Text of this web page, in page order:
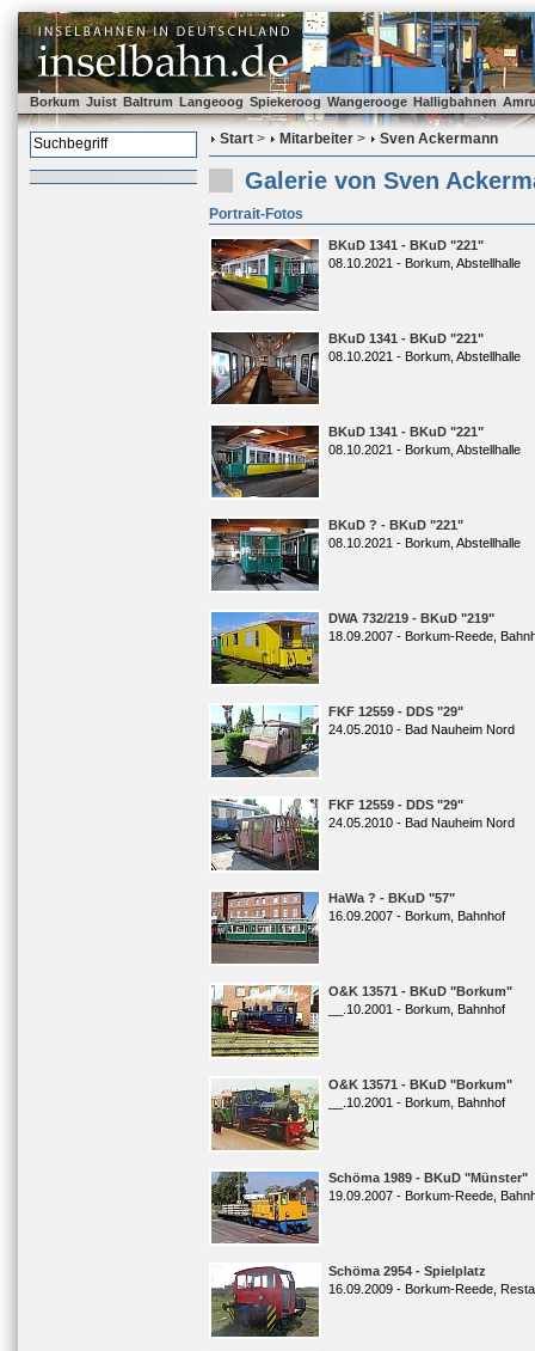
Borkum Juist Baltrum Langeoog Spiekeroog Wangerooge Halligbahnen
Start > Mitarbeiter > Sven Ackermann
Galerie von Sven
Portrait-Fotos
BKuD 1341 - BKuD "221"
08.10.2021 - Borkum, Abstellhalle
BKuD 1341 - BKuD "221"
08.10.2021 - Borkum, Abstellhalle
BKuD 1341 - BKuD "221"
08.10.2021 - Borkum, Abstellhalle
BKuD ? - BKuD "221"
08.10.2021 - Borkum, Abstellhalle
DWA 732/219 - BKuD "219"
18.09.2007 - Borkum-Reede,
FKF 12559 - DDS "29"
24.05.2010 - Bad Nauheim Nord
FKF 12559 - DDS "29"
24.05.2010 - Bad Nauheim Nord
HaWa ? - BKuD "57"
16.09.2007 - Borkum, Bahnhof
O&K 13571 - BKuD "Borkum"
__.10.2001 - Borkum, Bahnhof
O&K 13571 - BKuD "Borkum"
__.10.2001 - Borkum, Bahnhof
Schöma 1989 - BKuD "Münster"
19.09.2007 - Borkum-Reede,
Schöma 2954 - Spielplatz
16.09.2009 - Borkum-Reede,